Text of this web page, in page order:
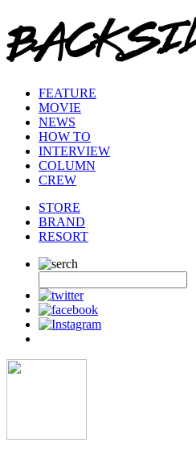
FEATURE
MOVIE
NEWS
HOW TO
INTERVIEW
COLUMN
CREW
STORE
BRAND
RESORT